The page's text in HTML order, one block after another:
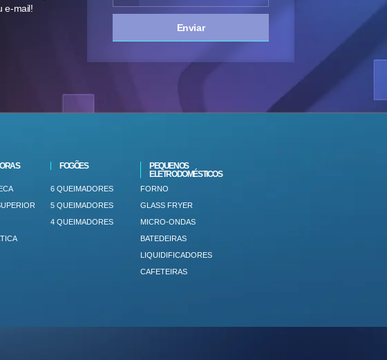
e-mail!
Enviar
FOGÕES
6 QUEIMADORES
5 QUEIMADORES
4 QUEIMADORES
PEQUENOS
ELETRODOMÉSTICOS
FORNO
GLASS FRYER
MICRO-ONDAS
BATEDEIRAS
LIQUIDIFICADORES
CAFETEIRAS